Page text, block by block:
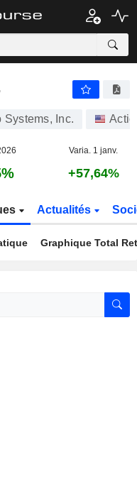
Inc.
Varia. 1 janv.
+57,64%
Actualités
Graphique Total